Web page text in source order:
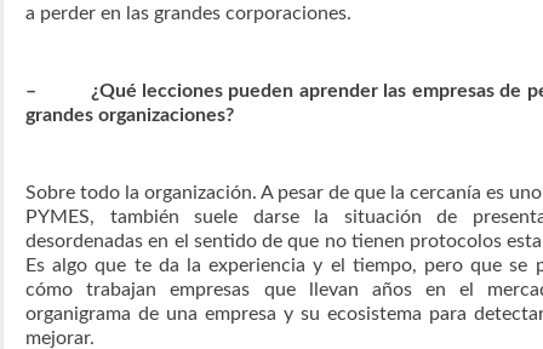
a perder en las grandes corporaciones.
– ¿Qué lecciones pueden aprender las empresas de
grandes organizaciones?
Sobre todo la organización. A pesar de que la cercanía es
PYMES, también suele darse la situación de
desordenadas en el sentido de que no tienen protocolos
Es algo que te da la experiencia y el tiempo, pero que se
cómo trabajan empresas que llevan años en el
organigrama de una empresa y su ecosistema para
mejorar.